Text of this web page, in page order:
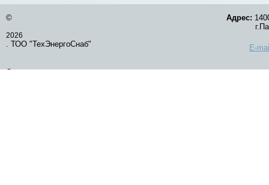
©
2026
. ТОО "ТехЭнергоСнаб"
Оставить заявку
Адрес:
E-